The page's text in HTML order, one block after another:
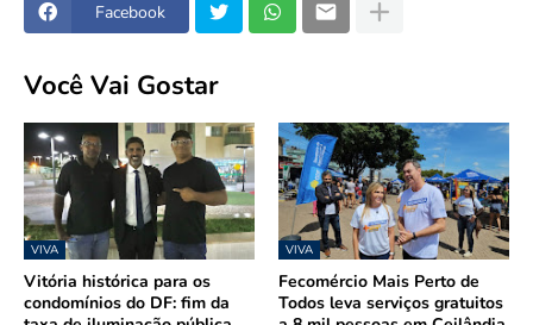
Facebook
Você Vai Gostar
VIVA
Vitória histórica para os
condomínios do DF: fim da
VIVA
Fecomércio Mais Perto de
Todos leva serviços gratuitos